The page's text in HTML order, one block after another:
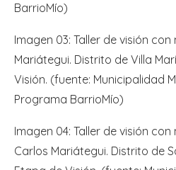
BarrioMío)
Imagen 03: Taller de visión
Mariátegui. Distrito de Villa
Visión. (fuente: Municipalidad
Programa BarrioMío)
Imagen 04: Taller de visión con
Carlos Mariátegui. Distrito de